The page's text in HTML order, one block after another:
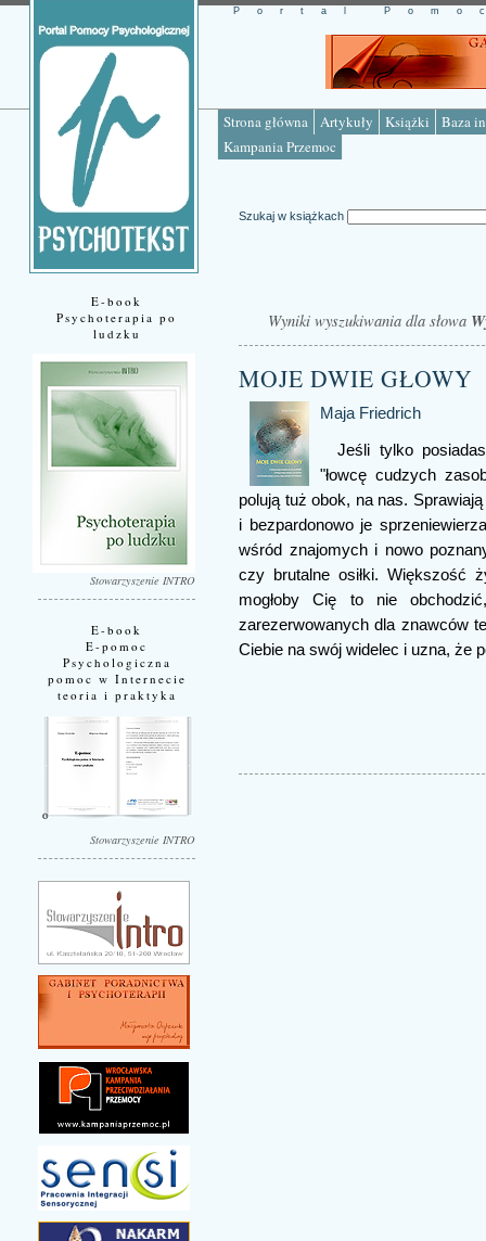
Strona główna Artykuły Książki
Baza
Kampania Przemoc
Portal
E-book
Psychoterapia po
ludzku
Stowarzyszenie INTRO
E-book
E-pomoc
Psychologiczna
pomoc w Internecie
teoria i praktyka
Stowarzyszenie INTRO
Szukaj w książkach
Wyniki wyszukiwania dla słowa
MOJE DWIE GŁOWY
Maja Friedrich
Jeśli tylko
"łowcę cudzych
polują tuż obok, na nas.
i bezpardonowo je
wśród znajomych i nowo
czy brutalne osiłki. Większość
mogłoby Cię to nie
zarezerwowanych dla znawców
Ciebie na swój widelec i uzna, że